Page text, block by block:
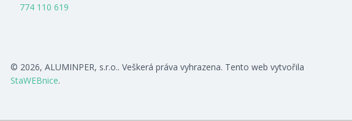
774 110 619
© 2026, ALUMINPER, s.r.o.. Veškerá práva vyhrazena. Tento web vytvořila
StaWEBnice.